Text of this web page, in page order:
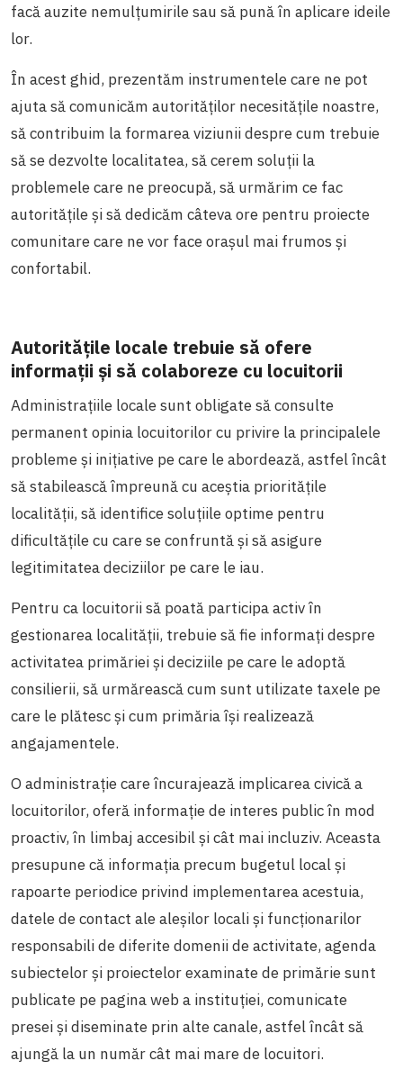
facă auzite nemulțumirile sau să pună în aplicare ideile
lor.
În acest ghid, prezentăm instrumentele care ne pot
ajuta să comunicăm autorităților necesitățile noastre,
să contribuim la formarea viziunii despre cum trebuie
să se dezvolte localitatea, să cerem soluții la
problemele care ne preocupă, să urmărim ce fac
autoritățile și să dedicăm câteva ore pentru proiecte
comunitare care ne vor face orașul mai frumos și
confortabil.
Autoritățile locale trebuie să ofere
informații și să colaboreze cu locuitorii
Administrațiile locale sunt obligate să consulte
permanent opinia locuitorilor cu privire la principalele
probleme și inițiative pe care le abordează, astfel încât
să stabilească împreună cu aceștia prioritățile
localității, să identifice soluțiile optime pentru
dificultățile cu care se confruntă și să asigure
legitimitatea deciziilor pe care le iau.
Pentru ca locuitorii să poată participa activ în
gestionarea localității, trebuie să fie informați despre
activitatea primăriei și deciziile pe care le adoptă
consilierii, să urmărească cum sunt utilizate taxele pe
care le plătesc și cum primăria își realizează
angajamentele.
O administrație care încurajează implicarea civică a
locuitorilor, oferă informație de interes public în mod
proactiv, în limbaj accesibil și cât mai incluziv. Aceasta
presupune că informația precum bugetul local și
rapoarte periodice privind implementarea acestuia,
datele de contact ale aleșilor locali și funcționarilor
responsabili de diferite domenii de activitate, agenda
subiectelor și proiectelor examinate de primărie sunt
publicate pe pagina web a instituției, comunicate
presei și diseminate prin alte canale, astfel încât să
ajungă la un număr cât mai mare de locuitori.